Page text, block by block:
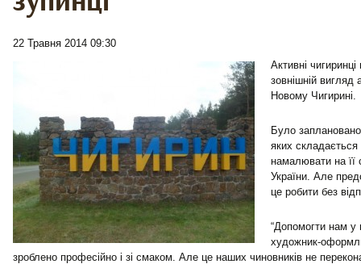
22 Травня 2014 09:30
Активні
зовнішній вигляд
Новому Чигирині.
Було
яких
намалювати на її
України. Але
це робити без
“Допомогти нам у
художник-
зроблено професійно і зі смаком. Але це наших чиновників не